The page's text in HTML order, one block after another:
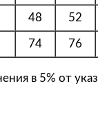
48 52
74 76
в 5% от